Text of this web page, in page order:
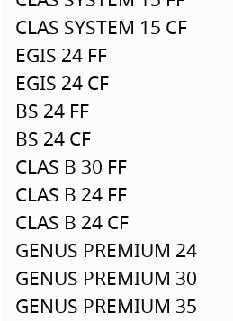
CLAS SYSTEM 15 CF
EGIS 24 FF
EGIS 24 CF
BS 24 FF
BS 24 CF
CLAS B 30 FF
CLAS B 24 FF
CLAS B 24 CF
GENUS PREMIUM 24
GENUS PREMIUM 30
GENUS PREMIUM 35